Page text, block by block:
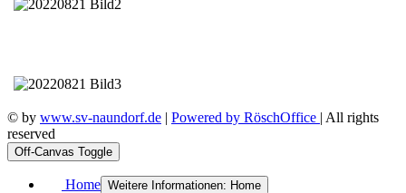
© by www.sv-naundorf.de | Powered by RöschOffice | All rights
reserved
Off-Canvas Toggle
Home Weitere Informationen: Home